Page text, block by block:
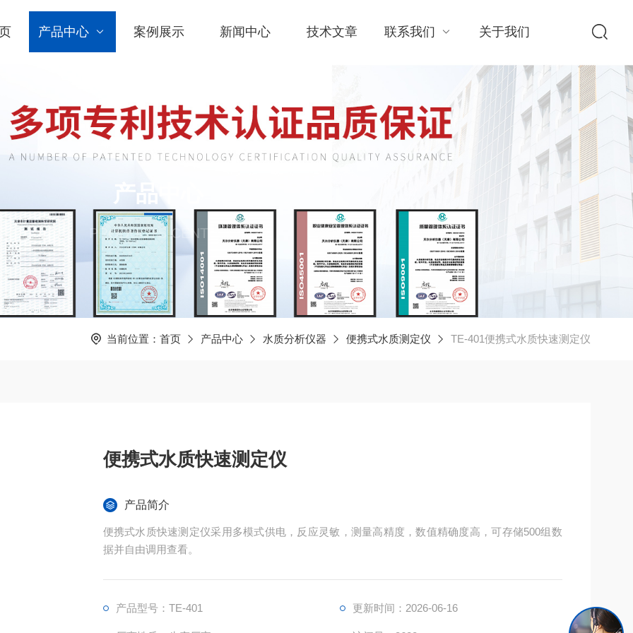
产品中心 案例展示 新闻中心 技术文章 联系我们 关于我们
产品中心
PRODUCTS CENTER
当前位置： 首页 产品中心 水质分析仪器 便携式水质测定仪 TE-401便携式水质快速测定仪
便携式水质快速测定仪
产品简介
便携式水质快速测定仪采用多模式供电，反应灵敏，测量高精度，数值精确度高，可存储500组数
据并自由调用查看。
产品型号：TE-401 更新时间：2026-06-16